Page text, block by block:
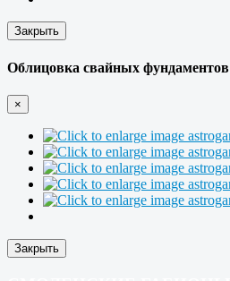
Закрыть
Облицовка свайных фундаментов
×
Закрыть